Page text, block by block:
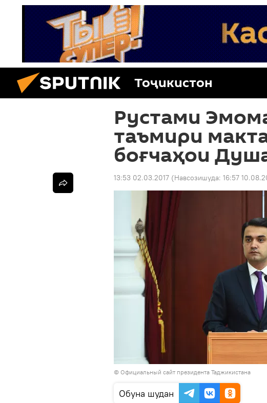
Тоҷикистон
Рустами
таъмири
боғчаҳои
13:53 02.03.2017 (Навсозишуда: 16:57
© Официальный сайт президента Таджикистана
Обуна шудан